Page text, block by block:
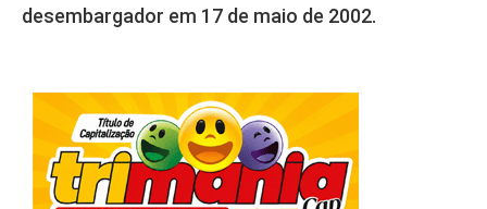
desembargador em 17 de maio de 2002.